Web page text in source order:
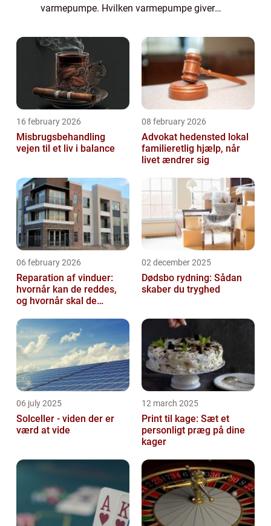
varmepumpe. Hvilken varmepumpe giver
vælge...
16 february 2026
Misbrugsbehandling
vejen til et liv i balance
08 february 2026
Advokat hedensted lokal
familieretlig hjælp, når
livet ændrer sig
06 february 2026
Reparation af vinduer:
hvornår kan de reddes,
og hvornår skal de
02 december 2025
Dødsbo rydning: Sådan
skaber du tryghed
06 july 2025
Solceller - viden der er
værd at vide
12 march 2025
Print til kage: Sæt et
personligt præg på dine
kager